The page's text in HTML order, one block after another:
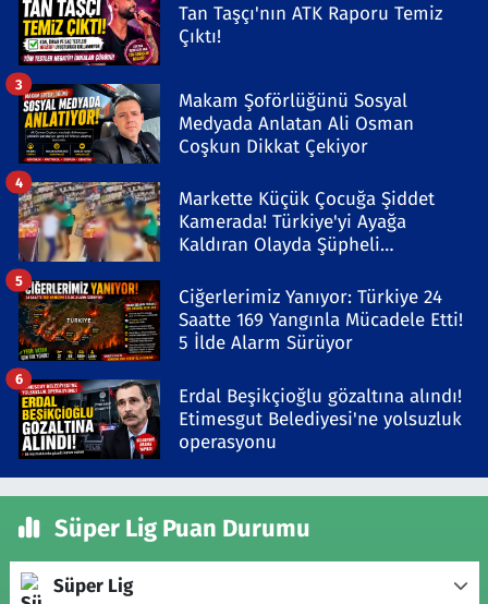
Tan Taşçı'nın ATK Raporu Temiz
Çıktı!
Makam Şoförlüğünü Sosyal
Medyada Anlatan Ali Osman
Coşkun Dikkat Çekiyor
3
Markette Küçük Çocuğa Şiddet
Kamerada! Türkiye'yi Ayağa
Kaldıran Olayda Şüpheli
4
Ciğerlerimiz Yanıyor: Türkiye 24
Saatte 169 Yangınla Mücadele Etti!
5 İlde Alarm Sürüyor
5
Erdal Beşikçioğlu gözaltına alındı!
Etimesgut Belediyesi'ne yolsuzluk
operasyonu
6
Süper Lig Puan Durumu
Süper Lig